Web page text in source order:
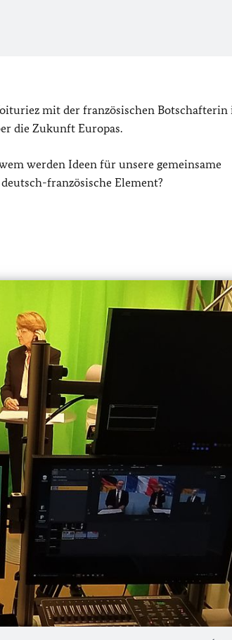
mit der französischen Botschafterin
die Zukunft Europas.
werden Ideen für unsere gemeinsame
französische Element?